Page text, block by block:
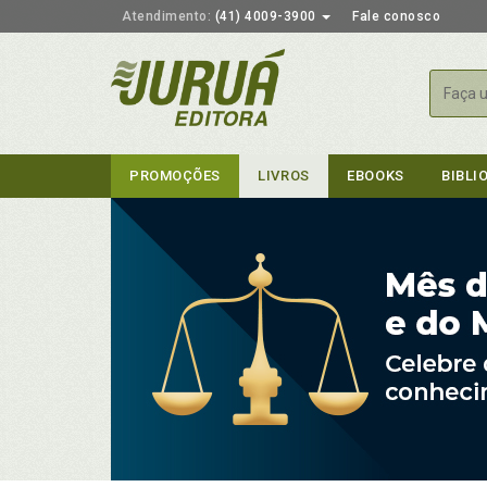
Atendimento: (41) 4009-3900 Fale conosco
PROMOÇÕES LIVROS EBOOKS